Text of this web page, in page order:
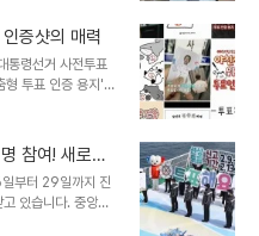
투표 절차 안내관
는 제도입니다. 유권
마련된 사전투표소
절차를 거쳐야 하
됩니다. 정치권의
증샷의 매력
통령선거 사전투표
투표 인증 용지'가
는 캐릭터나 연예인,
의 인증용지를 들고
니다. 특히, 인기 캐
인증 용지가 SNS에
한 투표 인증을 넘
잡고 있습니다.
참여! 새로운
부터 29일까지 진
있습니다. 중앙선
원양어선에 승선